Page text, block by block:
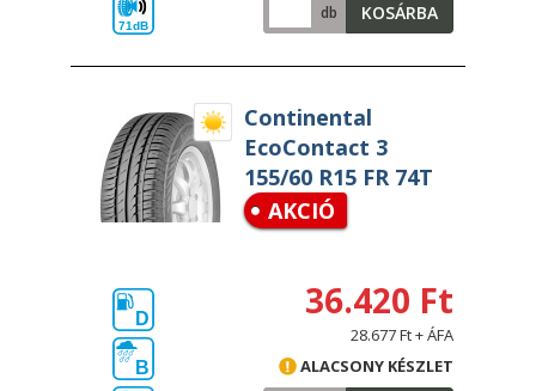
71dB
db KOSÁRBA
Continental
EcoContact 3
155/60 R15 FR 74T
AKCIÓ
D
B
36.420 Ft
28.677 Ft + ÁFA
ALACSONY KÉSZLET